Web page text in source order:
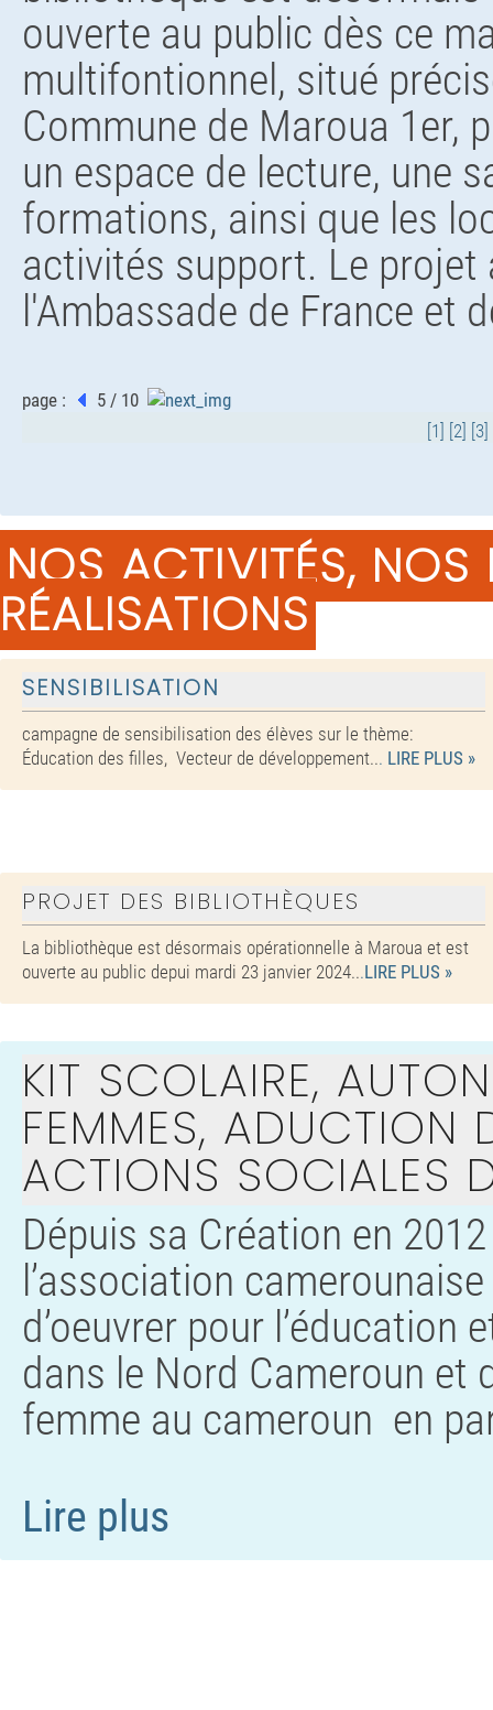
ouverte au public dès ce
multifontionnel, situé
Commune de Maroua 1er,
un espace de lecture, une
formations, ainsi que les
activités support. Le projet
l'Ambassade de France et
page :
5 / 10
[1]
[2] [3]
NOS ACTIVITÉS, NOS
RÉALISATIONS
SENSIBILISATION
campagne de sensibilisation des élèves sur le thème:
Éducation des filles, Vecteur de développement... LIRE PLUS »
PROJET DES BIBLIOTHÈQUES
La bibliothèque est désormais opérationnelle à Maroua et est
ouverte au public depui mardi 23 janvier 2024...LIRE PLUS »
KIT SCOLAIRE,
FEMMES, ADUCTION
ACTIONS SOCIALES
Dépuis sa Création en
l’association camerounaise
d’oeuvrer pour
dans le Nord Cameroun et
femme au cameroun en
Lire plus